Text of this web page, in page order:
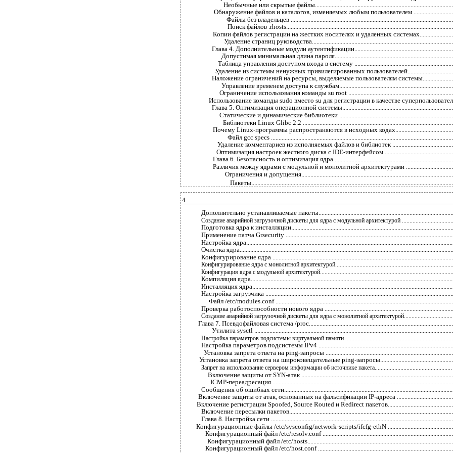
Необычные или скрытые
Обнаружение файлов и каталогов, изменяемых любым пользователем
Файлы без владельцев
Поиск файлов
Копии файлов регистрации на жестких носителях и удаленных
Удаление страниц
Глава 4. Дополнительные модули
Допустимая минимальная длина
Таблица управления доступом входа в систему
Удаление из системы ненужных привилегированных
Наложение ограничений на ресурсы, выделяемые пользователям
Управление временем доступа к
Ограничение использования команды su root
Использование команды sudo вместо su для регистрации в качестве
Глава 5. Оптимизация операционной
Статические и динамические библиотеки
Библиотеки Linux Glibc 2.2
Почему Linux-программы распространяются в исходных
Файл gcc specs
Удаление комментариев из исполняемых файлов и библиотек
Оптимизация настроек жесткого диска с IDE-интерфейсом
Глава 6. Безопасность и оптимизация
Различия между ядрами с модульной и монолитной архитектурами
Ограничения и
4
Дополнительно устанавливаемые
Создание аварийной загрузочной дискеты для ядра с модульной архитектурой
Подготовка ядра к
Применение патча Grsecurity
Настройка
Очистка
Конфигурирование ядра
Конфигурирование ядра с монолитной
Конфигурация ядра с модульной
Компиляция
Инсталляция
Настройка загрузчика
Файл /etc/modules.conf
Проверка работоспособности нового ядра
Создание аварийной загрузочной дискеты для ядра с монолитной архитектурой................................
Глава 7. Псевдофайловая система /
Утилита sysctl
Настройка параметров подсистемы виртуальной памяти
Настройка параметров подсистемы IPv4
Установка запрета ответа на ping-запросы
Установка запрета ответа на широковещательные ping-
Запрет на использование сервером информации об источнике пакета...................................................
Включение защиты от SYN-атак
ICMP-
Сообщения об ошибках
Включение защиты от атак, основанных на фальсификации IP-адреса
Включение регистрации Spoofed, Source Routed и Redirect
Включение пересылки
Глава 8. Настройка сети
Конфигурационные файлы /etc/sysconfig/network-scripts/ifcfg-ethN
Конфигурационный файл /etc/resolv.conf
Конфигурационный файл /еtc/
Конфигурационный файл /еtc/host.conf